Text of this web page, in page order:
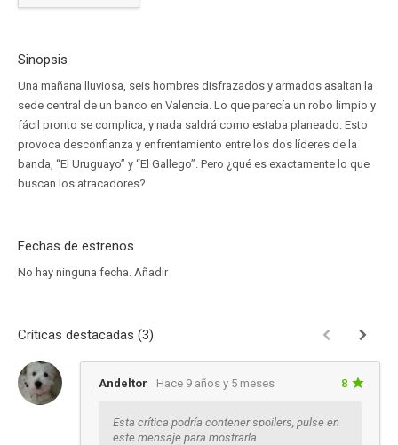
Sinopsis
Una mañana lluviosa, seis hombres disfrazados y armados asaltan la
sede central de un banco en Valencia. Lo que parecía un robo limpio y
fácil pronto se complica, y nada saldrá como estaba planeado. Esto
provoca desconfianza y enfrentamiento entre los dos líderes de la
banda, “El Uruguayo” y “El Gallego”. Pero ¿qué es exactamente lo que
buscan los atracadores?
Fechas de estrenos
No hay ninguna fecha. Añadir
Críticas destacadas (3)
Andeltor Hace 9 años y 5 meses 8
Esta crítica podría contener spoilers, pulse en
este mensaje para mostrarla